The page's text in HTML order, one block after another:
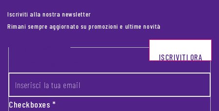
Iscriviti alla nostra newsletter
Rimani sempre aggiornato su promozioni e ultime novità
Footer newsletter
Checkboxes*
ISCRIVITI ORA